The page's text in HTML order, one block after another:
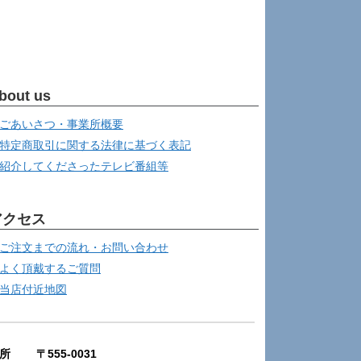
us
ごあいさつ・事業所概要
特定商取引に関する法律に基づく表記
紹介してくださったテレビ番組等
セス
ご注文までの流れ・お問い合わせ
よく頂戴するご質問
当店付近地図
所 〒555-0031